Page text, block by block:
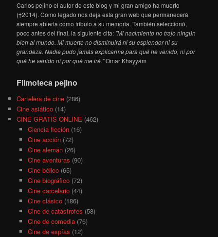
Carlos pejino el autor de este blog y mi gran amigo ha muerto
(†2014). Como legado nos deja esta gran web que permanecerá
siempre abierta como tributo a su memoria. También seleccionó,
poco antes del final, la siguiente cita: "Mi nacimiento no trajo ningún
bien al mundo. Mi muerte no disminuirá ni su esplendor ni su
grandeza. Nadie pudo jamás explicarme para qué he venido, ni por
qué he venido ni por qué me iré."Omar Khayyám
Filmoteca pejino
Cartelera de cine (286)
Cine asiático (14)
CINE GRATIS ONLINE (462)
Ciencia ficción(16)
Cine acción(72)
Cine alemán(26)
Cine aventuras (90)
Cine bélico(65)
Cine biográfico(72)
Cine carcelario(44)
Cine clásico(186)
Cine de catástrofes (58)
Cine de comedia(76)
Cine de espías (12)